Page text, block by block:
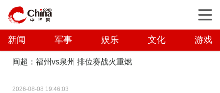
新闻 军事 娱乐 文化 游戏
闽超：福州vs泉州 排位赛战火重燃
2026-08-08 19:46:03